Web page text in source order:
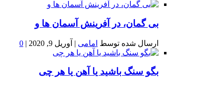
بى گمان، در آفرينش آسمان ها و
ارسال شده توسط امامی | آوریل 9, 2020 |
0
بگو سنگ باشید یا آهن یا هر چی